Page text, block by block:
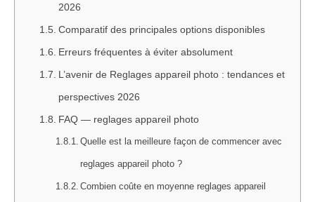
2026
Comparatif des principales options disponibles
Erreurs fréquentes à éviter absolument
L’avenir de Reglages appareil photo : tendances et
perspectives 2026
FAQ — reglages appareil photo
Quelle est la meilleure façon de commencer avec
reglages appareil photo ?
Combien coûte en moyenne reglages appareil